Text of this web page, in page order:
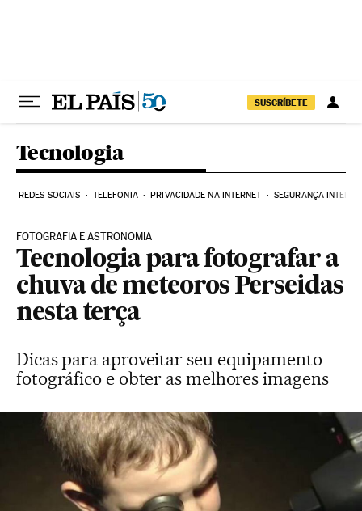
SUSCRÍBETE
Tecnologia
REDES SOCIAIS TELEFONIA PRIVACIDADE NA INTERNET SEGURANÇA
FOTOGRAFIA E ASTRONOMIA
Tecnologia para fotografar a
chuva de meteoros Perseidas
nesta terça
Dicas para aproveitar seu equipamento
fotográfico e obter as melhores imagens